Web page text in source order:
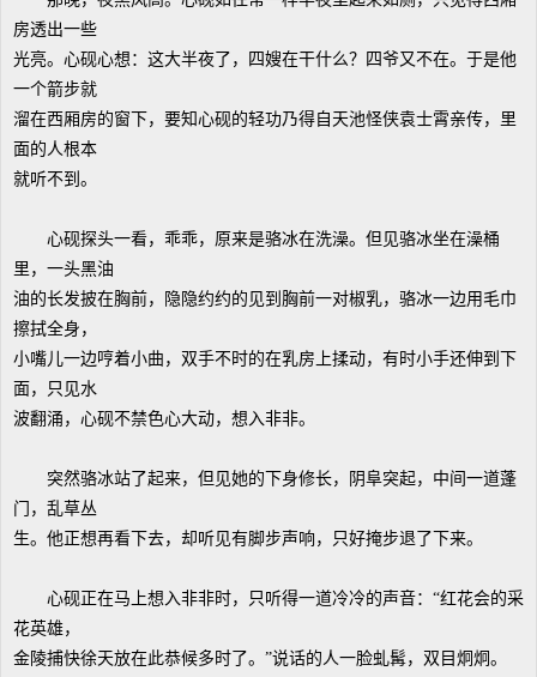
房透出一些
光亮。心砚心想：这大半夜了，四嫂在干什么？四爷又不在。于是他
一个箭步就
溜在西厢房的窗下，要知心砚的轻功乃得自天池怪侠袁士霄亲传，里
面的人根本
就听不到。
心砚探头一看，乖乖，原来是骆冰在洗澡。但见骆冰坐在澡桶
里，一头黑油
油的长发披在胸前，隐隐约约的见到胸前一对椒乳，骆冰一边用毛巾
擦拭全身，
小嘴儿一边哼着小曲，双手不时的在乳房上揉动，有时小手还伸到下
面，只见水
波翻涌，心砚不禁色心大动，想入非非。
突然骆冰站了起来，但见她的下身修长，阴阜突起，中间一道蓬
门，乱草丛
生。他正想再看下去，却听见有脚步声响，只好掩步退了下来。
心砚正在马上想入非非时，只听得一道冷冷的声音：“红花会的采
花英雄，
金陵捕快徐天放在此恭候多时了。”说话的人一脸虬髯，双目炯炯。